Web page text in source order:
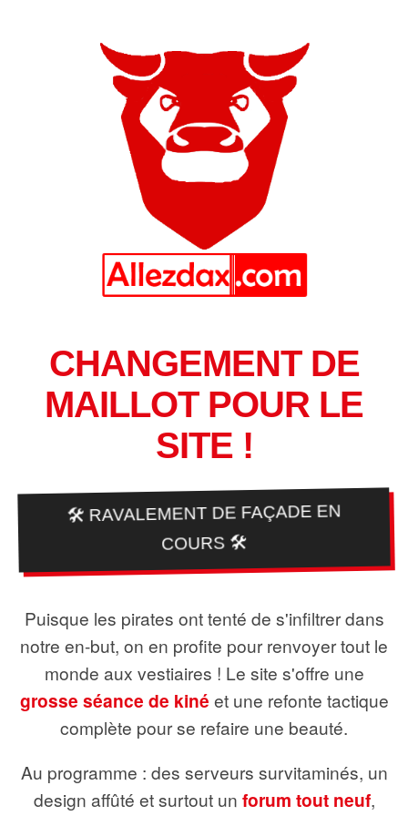
CHANGEMENT DE
MAILLOT POUR LE
SITE !
🛠️ RAVALEMENT DE FAÇADE EN
COURS 🛠️
Puisque les pirates ont tenté de s'infiltrer dans
notre en-but, on en profite pour renvoyer tout le
monde aux vestiaires ! Le site s'offre une
grosse séance de kiné et une refonte tactique
complète pour se refaire une beauté.
Au programme : des serveurs survitaminés, un
design affûté et surtout un forum tout neuf,